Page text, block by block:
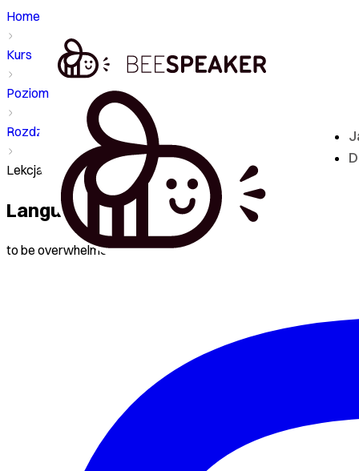
Home
Kurs
Poziom - B2
Rozdział
Lekcja - Language skills
Language skills
to be overwhelmed